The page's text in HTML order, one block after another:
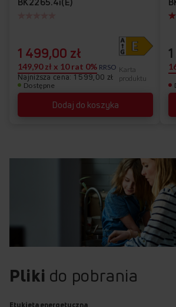
Najniższa cena: 1 599,00 zł
Dostępne
Dodaj do koszyka
Karta
produktu
1 499,00 zł
149,90 zł x 10 rat 0% RRSO
Pliki do pobrania
Etykieta energetyczna